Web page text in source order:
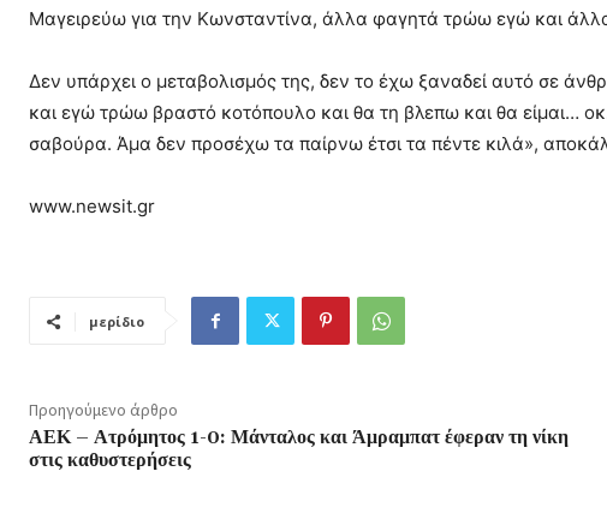
Μαγειρεύω για την Κωνσταντίνα, άλλα φαγητά τρώω εγώ και
Δεν υπάρχει ο μεταβολισμός της, δεν το έχω ξαναδεί αυτό σε
και εγώ τρώω βραστό κοτόπουλο και θα τη βλεπω και θα είμαι…
σαβούρα. Άμα δεν προσέχω τα παίρνω έτσι τα πέντε κιλά»,
www.newsit.gr
μερίδιο
Προηγούμενο άρθρο
ΑΕΚ – Ατρόμητος 1-0: Μάνταλος και Άμραμπατ έφεραν τη νίκη
στις καθυστερήσεις